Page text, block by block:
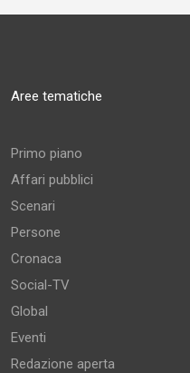
Aree tematiche
Primo piano
Affari pubblici
Scenari
Persone
Cronaca
Social-TV
Global
Eventi
Redazione aperta